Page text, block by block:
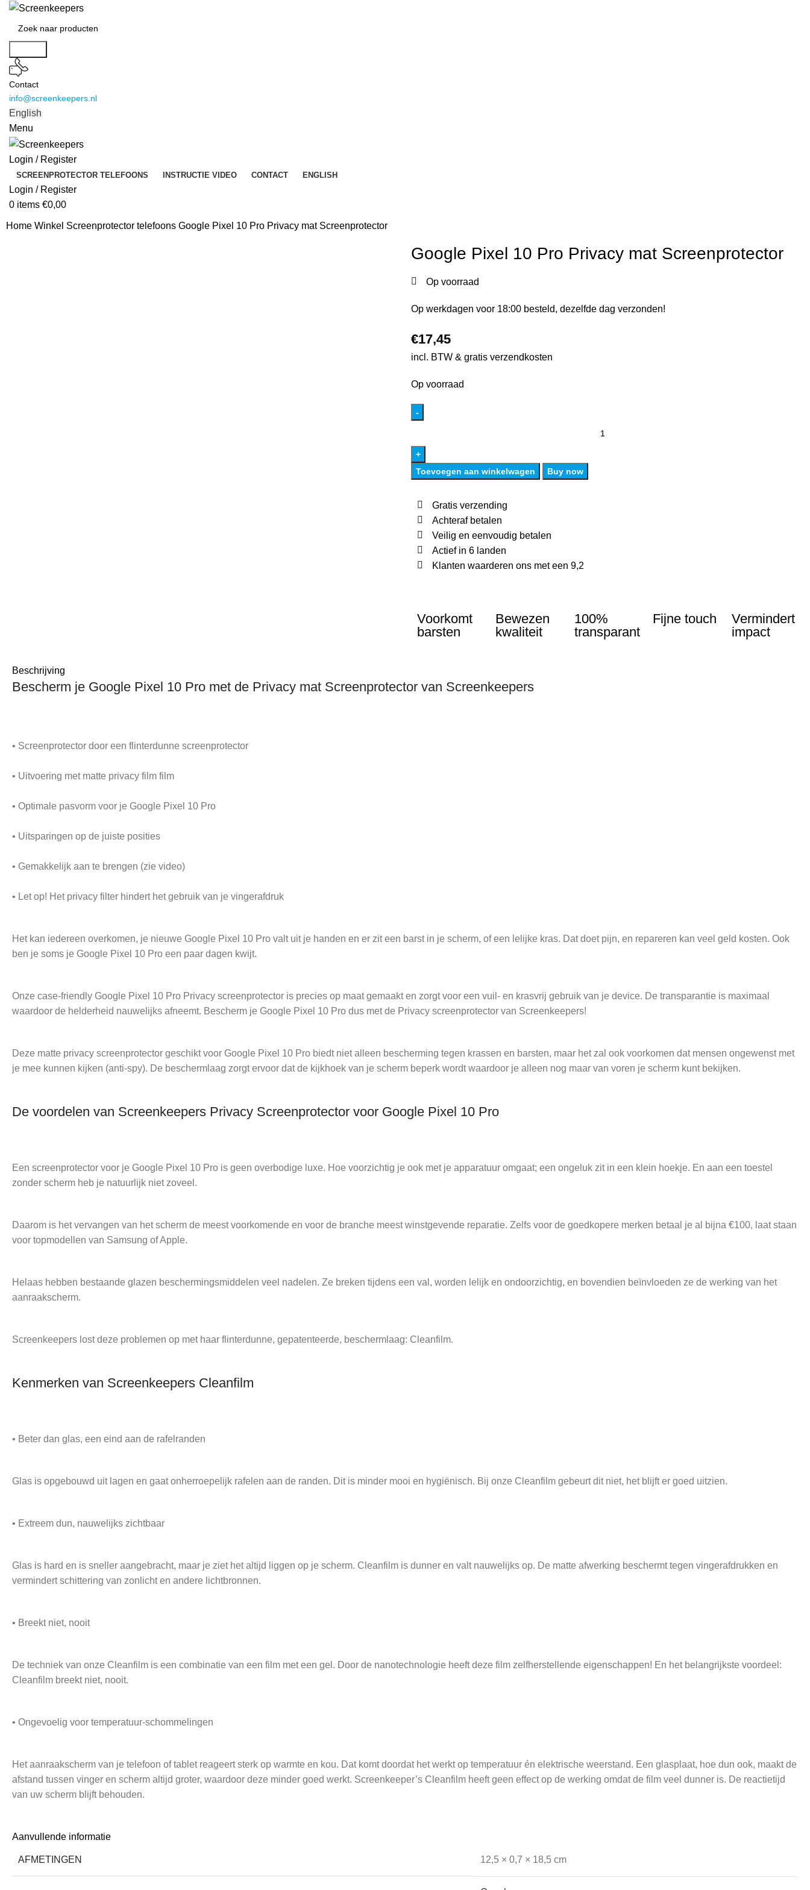
Contact
info@screenkeepers.nl
English
Menu
Login / Register
SCREENPROTECTOR TELEFOONS INSTRUCTIE VIDEO CONTACT ENGLISH
Login / Register
0 items €0,00
HomeWinkel Screenprotector telefoonsGoogle Pixel 10 Pro Privacy mat Screenprotector
Google Pixel 10 Pro Privacy mat Screenprotector
Op voorraad
Op werkdagen voor 18:00 besteld, dezelfde dag verzonden!
€17,45
incl. BTW & gratis verzendkosten
Op voorraad
Toevoegen aan winkelwagen Buy now
Gratis verzending
Achteraf betalen
Veilig en eenvoudig betalen
Actief in 6 landen
Klanten waarderen ons met een 9,2
Voorkomt
barsten
Bewezen
kwaliteit
100%
transparant
Fijne touch
Vermindert
impact
Beschrijving
Bescherm je Google Pixel 10 Pro met de Privacy mat Screenprotector van Screenkeepers
• Screenprotector door een flinterdunne screenprotector
• Uitvoering met matte privacy film film
• Optimale pasvorm voor je Google Pixel 10 Pro
• Uitsparingen op de juiste posities
• Gemakkelijk aan te brengen (zie video)
• Let op! Het privacy filter hindert het gebruik van je vingerafdruk
Het kan iedereen overkomen, je nieuwe Google Pixel 10 Pro valt uit je handen en er zit een barst in je scherm, of een lelijke kras. Dat doet pijn, en repareren kan veel geld kosten. Ook
ben je soms je Google Pixel 10 Pro een paar dagen kwijt.
Onze case-friendly Google Pixel 10 Pro Privacy screenprotector is precies op maat gemaakt en zorgt voor een vuil- en krasvrij gebruik van je device. De transparantie is maximaal
waardoor de helderheid nauwelijks afneemt. Bescherm je Google Pixel 10 Pro dus met de Privacy screenprotector van Screenkeepers!
Deze matte privacy screenprotector geschikt voor Google Pixel 10 Pro biedt niet alleen bescherming tegen krassen en barsten, maar het zal ook voorkomen dat mensen ongewenst met
je mee kunnen kijken (anti-spy). De beschermlaag zorgt ervoor dat de kijkhoek van je scherm beperk wordt waardoor je alleen nog maar van voren je scherm kunt bekijken.
De voordelen van Screenkeepers Privacy Screenprotector voor Google Pixel 10 Pro
Een screenprotector voor je Google Pixel 10 Pro is geen overbodige luxe. Hoe voorzichtig je ook met je apparatuur omgaat; een ongeluk zit in een klein hoekje. En aan een toestel
zonder scherm heb je natuurlijk niet zoveel.
Daarom is het vervangen van het scherm de meest voorkomende en voor de branche meest winstgevende reparatie. Zelfs voor de goedkopere merken betaal je al bijna €100, laat staan
voor topmodellen van Samsung of Apple.
Helaas hebben bestaande glazen beschermingsmiddelen veel nadelen. Ze breken tijdens een val, worden lelijk en ondoorzichtig, en bovendien beïnvloeden ze de werking van het
aanraakscherm.
Screenkeepers lost deze problemen op met haar flinterdunne, gepatenteerde, beschermlaag: Cleanfilm.
Kenmerken van Screenkeepers Cleanfilm
• Beter dan glas, een eind aan de rafelranden
Glas is opgebouwd uit lagen en gaat onherroepelijk rafelen aan de randen. Dit is minder mooi en hygiënisch. Bij onze Cleanfilm gebeurt dit niet, het blijft er goed uitzien.
• Extreem dun, nauwelijks zichtbaar
Glas is hard en is sneller aangebracht, maar je ziet het altijd liggen op je scherm. Cleanfilm is dunner en valt nauwelijks op. De matte afwerking beschermt tegen vingerafdrukken en
vermindert schittering van zonlicht en andere lichtbronnen.
• Breekt niet, nooit
De techniek van onze Cleanfilm is een combinatie van een film met een gel. Door de nanotechnologie heeft deze film zelfherstellende eigenschappen! En het belangrijkste voordeel:
Cleanfilm breekt niet, nooit.
• Ongevoelig voor temperatuur-schommelingen
Het aanraakscherm van je telefoon of tablet reageert sterk op warmte en kou. Dat komt doordat het werkt op temperatuur én elektrische weerstand. Een glasplaat, hoe dun ook, maakt de
afstand tussen vinger en scherm altijd groter, waardoor deze minder goed werkt. Screenkeeper’s Cleanfilm heeft geen effect op de werking omdat de film veel dunner is. De reactietijd
van uw scherm blijft behouden.
• Verleng de levensduur van je Google Pixel 10 Pro
Beschadigde apparatuur wordt eerder afgedankt dan apparatuur die de tand des tijds beter doorstaat. Het beschermen van je Google Pixel 10 Pro met onze Transparant Premium film
Aanvullende informatie
AFMETINGEN 12,5 × 0,7 × 18,5 cm